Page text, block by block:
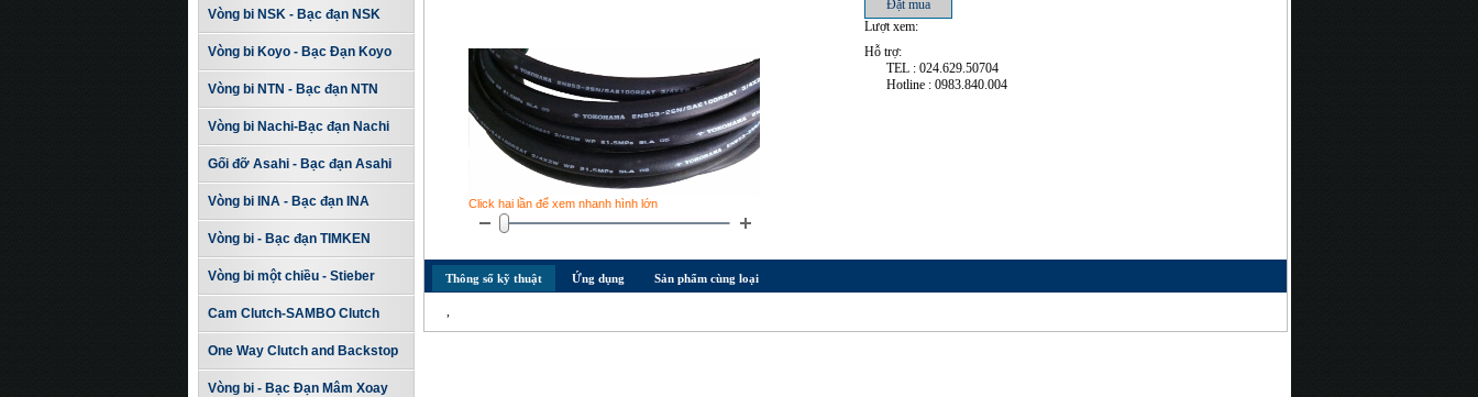
Vòng bi NSK - Bạc đạn NSK
Vòng bi Koyo - Bạc Đạn Koyo
Vòng bi NTN - Bạc đạn NTN
Vòng bi Nachi-Bạc đạn Nachi
Gối đỡ Asahi - Bạc đạn Asahi
Vòng bi INA - Bạc đạn INA
Vòng bi - Bạc đạn TIMKEN
Vòng bi một chiều - Stieber
Cam Clutch-SAMBO Clutch
One Way Clutch and Backstop
Vòng bi - Bạc Đạn Mâm Xoay
Click hai lần để xem nhanh hình lớn
Lượt xem:
Hỗ trợ:
TEL : 024.629.50704
Hotline : 0983.840.004
Thông số kỹ thuật Ứng dụng Sản phẩm cùng loại
,